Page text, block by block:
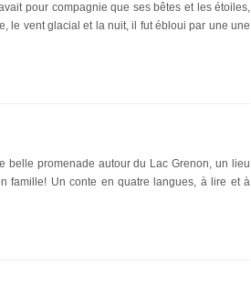
pour compagnie que ses bêtes et les étoiles,
le vent glacial et la nuit, il fut ébloui par une une
belle promenade autour du Lac Grenon, un lieu
famille! Un conte en quatre langues, à lire et à